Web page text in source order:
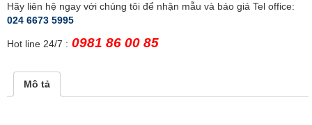
Hãy liên hệ ngay với chúng tôi để nhận mẫu và báo giá Tel office:
024 6673 5995
Hot line 24/7 : 0981 86 00 85
Mô tả